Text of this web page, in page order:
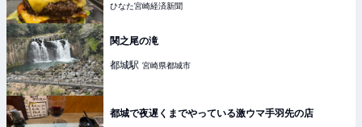
ひなた宮崎経済新聞
関之尾の滝
都城駅 宮崎県都城市
都城で夜遅くまでやっている激ウマ手羽先の店